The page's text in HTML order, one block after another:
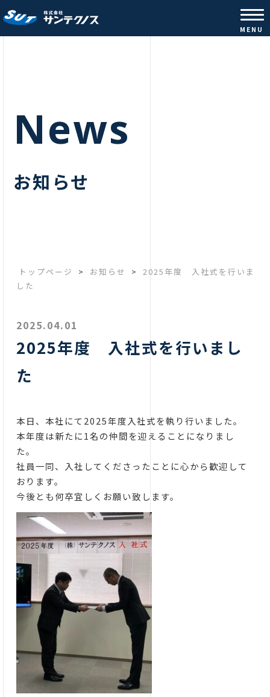
株式会社サンテクノス |コンクリ
MENU
News
お知らせ
トップページ > お知らせ >
2025年度 入社式を行いま
した
2025.04.01
2025年度 入社式を行いまし
た
本日、本社にて2025年度入社式を執り行いました。
本年度は新たに1名の仲間を迎えることになりまし
た。
社員一同、入社してくださったことに心から歓迎して
おります。
今後とも何卒宜しくお願い致します。